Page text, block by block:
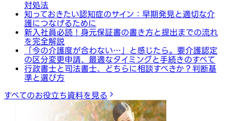
対処法
知っておきたい認知症のサイン：早期発見と適切な介
護につなげるために
新入社員必読！身元保証書の書き方と提出までの流れ
を完全解説
「今の介護度が合わない…」と感じたら。要介護認定
の区分変更申請、最適なタイミングと手続きのすべて
行政書士と司法書士、どちらに相談すべきか？判断基
準と選び方
すべてのお役立ち資料を見る